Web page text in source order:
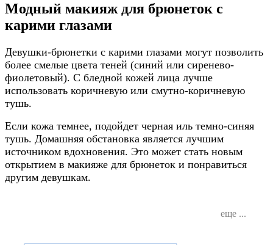
Модный макияж для брюнеток с
карими глазами
Девушки-брюнетки с карими глазами могут позволить
более смелые цвета теней (синий или сиренево-
фиолетовый). С бледной кожей лица лучше
использовать коричневую или смутно-коричневую
тушь.
Если кожа темнее, подойдет черная иль темно-синяя
тушь. Домашняя обстановка является лучшим
источником вдохновения. Это может стать новым
открытием в макияже для брюнеток и понравиться
другим девушкам.
еще ...